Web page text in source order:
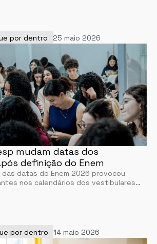
por dentro 25 maio 2026
mudam datas dos
definição do Enem
datas do Enem 2026 provocou
nos calendários dos vestibulares…
por dentro 14 maio 2026